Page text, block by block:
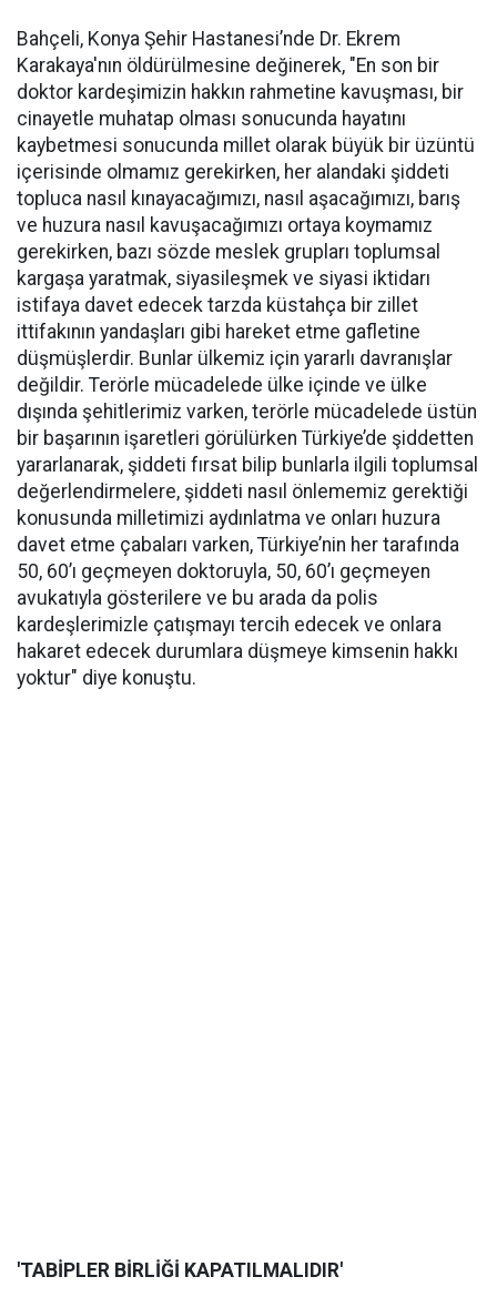
Bahçeli, Konya Şehir Hastanesi’nde Dr. Ekrem
Karakaya'nın öldürülmesine değinerek, "En son bir
doktor kardeşimizin hakkın rahmetine kavuşması, bir
cinayetle muhatap olması sonucunda hayatını
kaybetmesi sonucunda millet olarak büyük bir üzüntü
içerisinde olmamız gerekirken, her alandaki şiddeti
topluca nasıl kınayacağımızı, nasıl aşacağımızı, barış
ve huzura nasıl kavuşacağımızı ortaya koymamız
gerekirken, bazı sözde meslek grupları toplumsal
kargaşa yaratmak, siyasileşmek ve siyasi iktidarı
istifaya davet edecek tarzda küstahça bir zillet
ittifakının yandaşları gibi hareket etme gafletine
düşmüşlerdir. Bunlar ülkemiz için yararlı davranışlar
değildir. Terörle mücadelede ülke içinde ve ülke
dışında şehitlerimiz varken, terörle mücadelede üstün
bir başarının işaretleri görülürken Türkiye’de şiddetten
yararlanarak, şiddeti fırsat bilip bunlarla ilgili toplumsal
değerlendirmelere, şiddeti nasıl önlememiz gerektiği
konusunda milletimizi aydınlatma ve onları huzura
davet etme çabaları varken, Türkiye’nin her tarafında
50, 60’ı geçmeyen doktoruyla, 50, 60’ı geçmeyen
avukatıyla gösterilere ve bu arada da polis
kardeşlerimizle çatışmayı tercih edecek ve onlara
hakaret edecek durumlara düşmeye kimsenin hakkı
yoktur" diye konuştu.
'TABİPLER BİRLİĞİ KAPATILMALIDIR'